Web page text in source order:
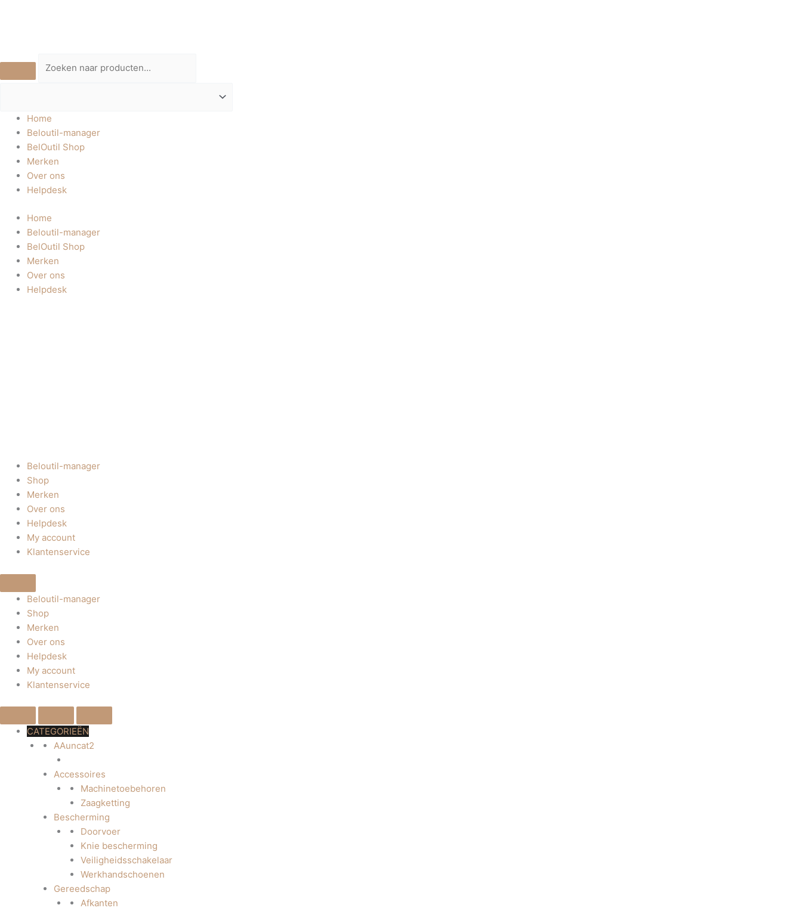
Home
Beloutil-manager
BelOutil Shop
Merken
Over ons
Helpdesk
Home
Beloutil-manager
BelOutil Shop
Merken
Over ons
Helpdesk
Beloutil-manager
Shop
Merken
Over ons
Helpdesk
My account
Klantenservice
Beloutil-manager
Shop
Merken
Over ons
Helpdesk
My account
Klantenservice
CATEGORIEËN
AAuncat2
Accessoires
Machinetoebehoren
Zaagketting
Bescherming
Doorvoer
Knie bescherming
Veiligheidsschakelaar
Werkhandschoenen
Gereedschap
Afkanten